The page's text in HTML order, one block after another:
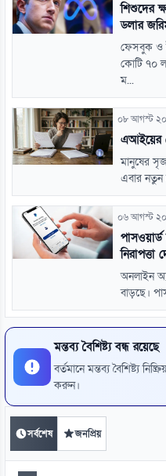
শিশুদের
ডলার
ফেসবুক ও
কোটি ৭০
ম...
০৮ আগস্ট
এআইয়ের
মানুষের
এবার নতুন
০৬ আগস্ট
নিরাপত্তা
অনলাইন
বাড়ছে।
মন্তব্য বৈশিষ্ট্য বন্ধ রয়েছে
বর্তমানে মন্তব্য বৈশিষ্ট্য
করুন।
সর্বশেষ জনপ্রিয়